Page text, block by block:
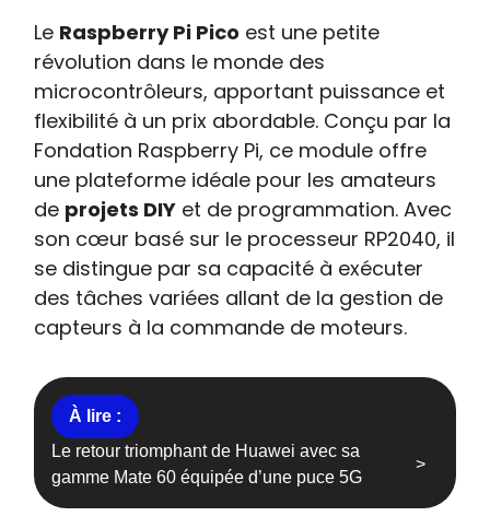
Le Raspberry Pi Pico est une petite
révolution dans le monde des
microcontrôleurs, apportant puissance et
flexibilité à un prix abordable. Conçu par la
Fondation Raspberry Pi, ce module offre
une plateforme idéale pour les amateurs
de projets DIY et de programmation. Avec
son cœur basé sur le processeur RP2040, il
se distingue par sa capacité à exécuter
des tâches variées allant de la gestion de
capteurs à la commande de moteurs.
Le retour triomphant de Huawei avec sa
gamme Mate 60 équipée d’une puce 5G